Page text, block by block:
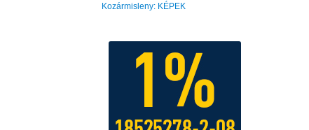
Kozármisleny: KÉPEK